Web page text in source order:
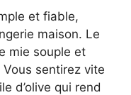
et fiable,
maison. Le
mie souple et
sentirez vite
d’olive qui rend